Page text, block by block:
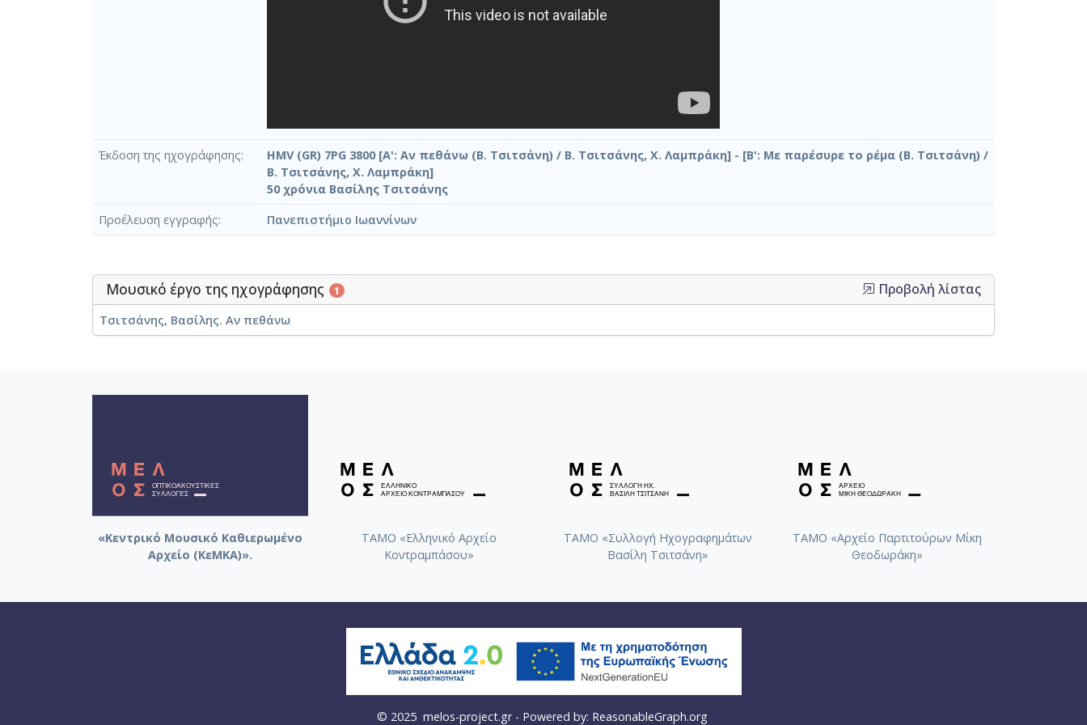
Έκδοση της ηχογράφησης
HMV (GR) 7PG 3800 [Α': Αν πεθάνω (Β. Τσιτσάνη) / Β. Τσιτσάνης, Χ. Λαμπράκη] - [Β': Με παρέσυρε το ρέμα (Β. Τσιτσάνη) /
Β. Τσιτσάνης, Χ. Λαμπράκη]
50 χρόνια Βασίλης Τσιτσάνης
Προέλευση εγγραφής
Πανεπιστήμιο Ιωαννίνων
Μουσικό έργο της ηχογράφησης 1 Προβολή λίστας
Τσιτσάνης, Βασίλης. Αν πεθάνω
«Κεντρικό Μουσικό Καθιερωμένο
Αρχείο (ΚεΜΚΑ)».
ΤΑΜΟ «Ελληνικό Αρχείο
Κοντραμπάσου»
ΤΑΜΟ «Συλλογή Ηχογραφημάτων
Βασίλη Τσιτσάνη»
ΤΑΜΟ «Αρχείο Παρτιτούρων Μίκη
Θεοδωράκη»
© 2025 melos-project.gr- Powered by: ReasonableGraph.org